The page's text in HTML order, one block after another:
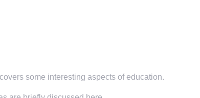
some interesting aspects of education.